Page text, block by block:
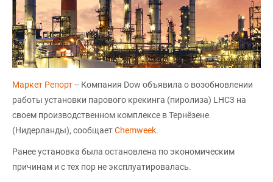
Маркет Репорт-- Компания Dow объявила о возобновлении
работы установки парового крекинга (пиролиза) LHC3 на
своем производственном комплексе в Тернёзене
(Нидерланды), сообщаетChemweek.
Ранее установка была остановлена по экономическим
причинам и с тех пор не эксплуатировалась.